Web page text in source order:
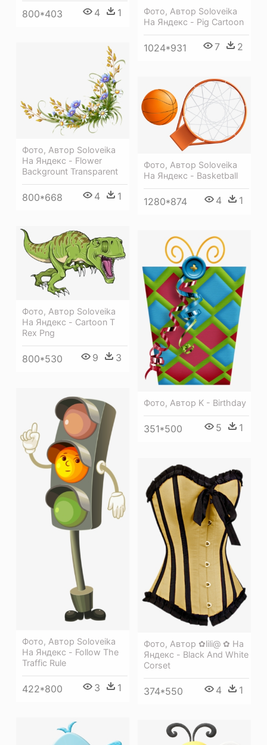
Фото, Автор Soloveika
На Яндекс - Pig Cartoon
1024*931 7 2
800*403 4 1
Фото, Автор Soloveika
На Яндекс - Flower
Backgrount Transparent
800*668 4 1
Фото, Автор Soloveika
На Яндекс - Basketball
1280*874 4 1
Фото, Автор Soloveika
На Яндекс - Cartoon T
Rex Png
800*530 9 3
Фото, Автор K - Birthday
351*500 5 1
Фото, Автор Soloveika
На Яндекс - Follow The
Traffic Rule
422*800 3 1
Фото, Автор ✿lili@ ✿ На
Яндекс - Black And White
Corset
374*550 4 1